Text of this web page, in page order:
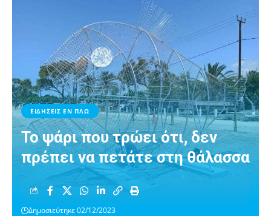
ΕΙΔΗΣΕΙΣ ΕΝ ΠΛΩ
Το ψάρι που τρώει ότι, δεν
πρέπει να πετάτε στη θάλασσα
Δημοσιεύτηκε 02/12/2023